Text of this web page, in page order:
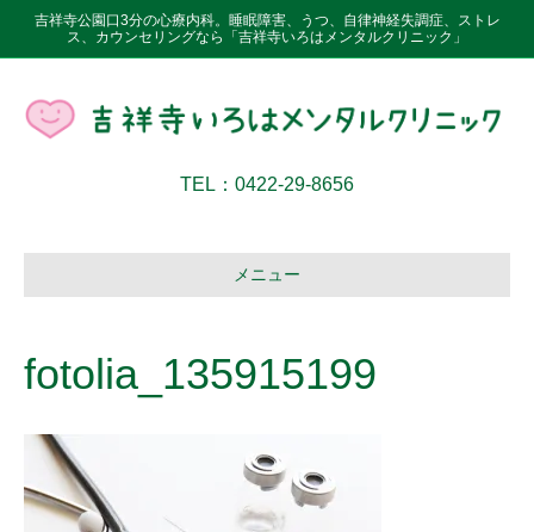
吉祥寺公園口3分の心療内科。睡眠障害、うつ、自律神経失調症、ストレ
ス、カウンセリングなら「吉祥寺いろはメンタルクリニック」
TEL：0422-29-8656
メニュー
fotolia_135915199